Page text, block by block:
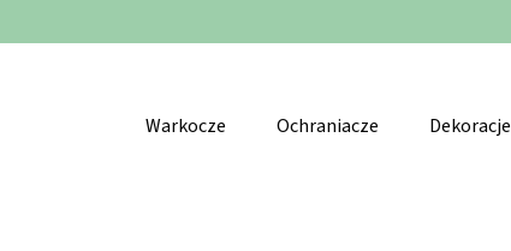
Warkocze Ochraniacze Dekoracje